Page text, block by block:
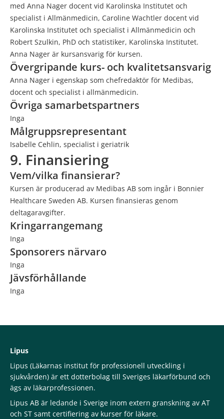
med Anna Nager docent vid Karolinska Institutet och
specialist i Allmänmedicin, Caroline Wachtler docent vid
Karolinska Institutet och specialist i Allmänmedicin och
Robert Szulkin, PhD och statistiker, Karolinska Institutet.
Anna Nager är kursansvarig för kursen.
Övergripande kurs- och kvalitetsansvarig
Anna Nager i egenskap som chefredaktör för Medibas,
docent och specialist i allmänmedicin.
Övriga samarbetspartners
Inga
Målgruppsrepresentant
Isabelle Cehlin, specialist i geriatrik
9. Finansiering
Vem/vilka finansierar?
Kursen är producerad av Medibas AB som ingår i Bonnier
Healthcare Sweden AB. Kursen finansieras genom
deltagaravgifter.
Kringarrangemang
Inga
Sponsorers närvaro
Inga
Jävsförhållande
Inga
Lipus
Lipus (Läkarnas institut för professionell utveckling i
sjukvården) är ett dotterbolag till Sveriges läkarförbund och
ägs av läkarprofessionen.
Lipus AB är ledande i Sverige inom extern granskning av AT
och ST samt certifiering av kurser för läkare.